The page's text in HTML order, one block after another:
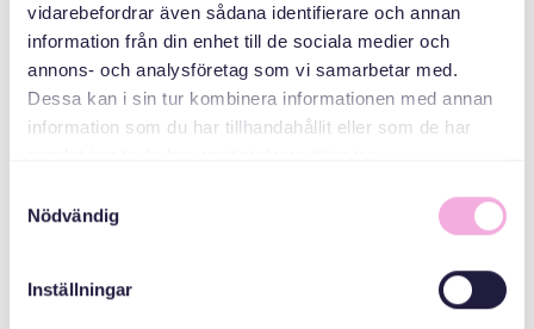
vidarebefordrar även sådana identifierare och annan
information från din enhet till de sociala medier och
annons- och analysföretag som vi samarbetar med.
Dessa kan i sin tur kombinera informationen med annan
information som du har tillhandahållit eller som de har
Nödvändig
Inställningar
MEDARRANGÖRER
Stockholms Stad